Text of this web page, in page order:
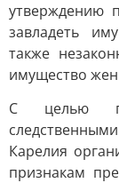
утверждению
завладеть
также
имущество
С целью
Карелия
признакам